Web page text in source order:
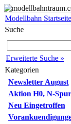
Modellbahn Startseite
Suche
Erweiterte Suche »
Kategorien
Newsletter August
Aktion H0, N-
Neu Eingetroffen